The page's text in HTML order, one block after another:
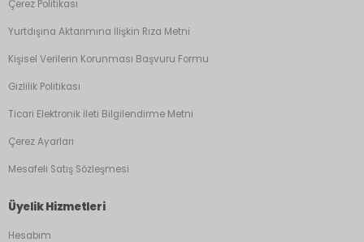
Çerez Politikası
Yurtdışına Aktarımına İlişkin Rıza Metni
Kişisel Verilerin Korunması Başvuru Formu
Gizlilik Politikası
Ticari Elektronik İleti Bilgilendirme Metni
Çerez Ayarları
Mesafeli Satış Sözleşmesi
Üyelik Hizmetleri
Hesabım